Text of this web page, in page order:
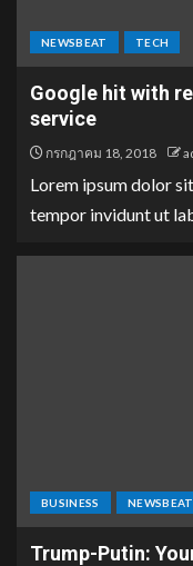
NEWSBEAT TECH
Google hit with
service
กรกฎาคม 18, 2018
Lorem ipsum dolor
tempor invidunt ut
BUSINESS NEWSBEAT
Trump-Putin: